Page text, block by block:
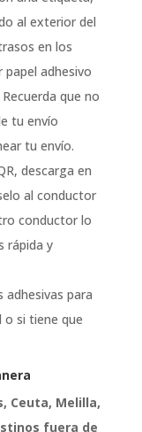
al exterior del
en los
adhesivo
que no
tu envío
tu envío.
descarga en
al conductor
conductor lo
rápida y
para
si tiene que
Ceuta, Melilla,
fuera de